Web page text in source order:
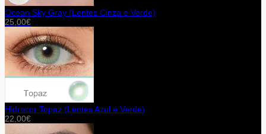
Ocean Sky Gray (Lentes Cinza e Verde)
25,00€
Hidrocor Topaz (Lentes Azul e Verde)
22,00€